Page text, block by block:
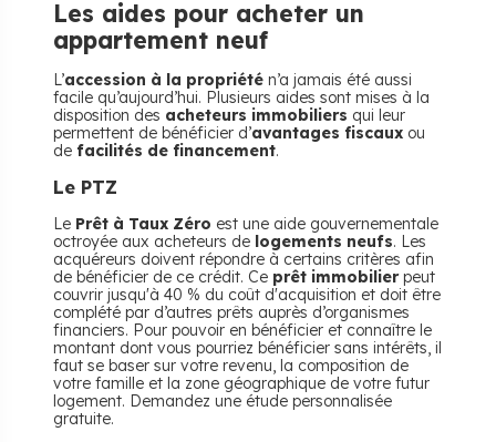
Les aides pour acheter un
appartement neuf
L’accession à la propriété n’a jamais été aussi
facile qu’aujourd’hui. Plusieurs aides sont mises à la
disposition des acheteurs immobiliers qui leur
permettent de bénéficier d’avantages fiscaux ou
de facilités de financement.
Le PTZ
Le Prêt à Taux Zéro est une aide gouvernementale
octroyée aux acheteurs de logements neufs. Les
acquéreurs doivent répondre à certains critères afin
de bénéficier de ce crédit. Ce prêt immobilierpeut
couvrir jusqu'à 40 % du coût d'acquisition et doit être
complété par d’autres prêts auprès d’organismes
financiers. Pour pouvoir en bénéficier et connaître le
montant dont vous pourriez bénéficier sans intérêts, il
faut se baser sur votre revenu, la composition de
votre famille et la zone géographique de votre futur
logement. Demandez une étude personnalisée
gratuite.